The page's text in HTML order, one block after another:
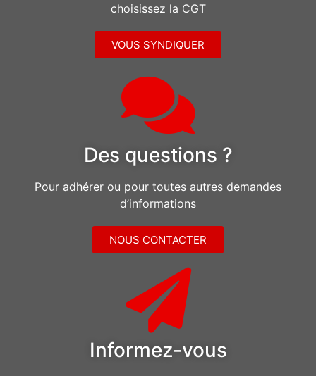
choisissez la CGT
VOUS SYNDIQUER
Des questions ?
Pour adhérer ou pour toutes autres demandes
d’informations
NOUS CONTACTER
Informez-vous